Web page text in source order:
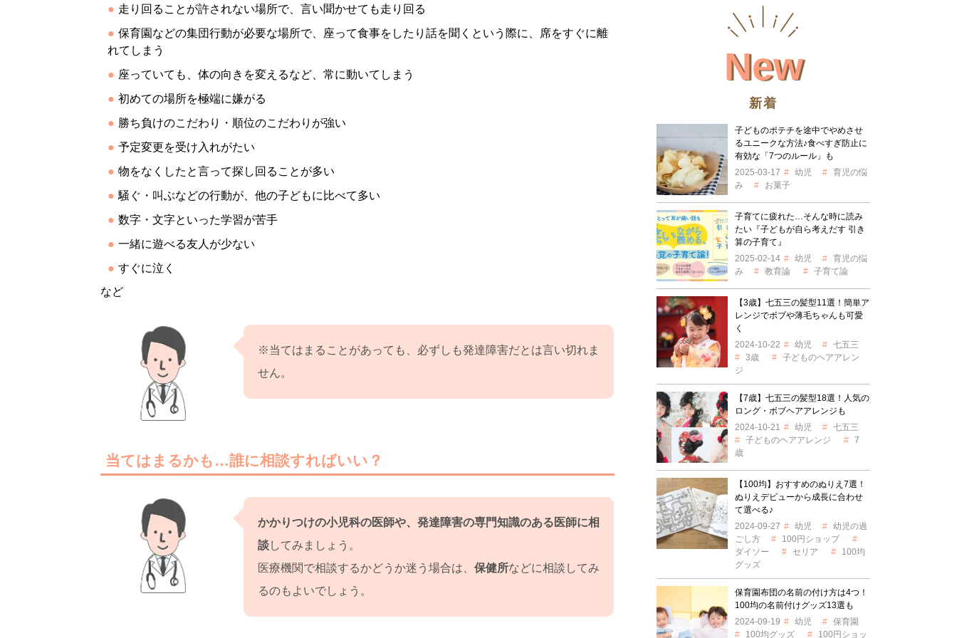
走り回ることが許されない場所で、言い聞かせても走り回る
保育園などの集団行動が必要な場所で、座って食事をしたり話を聞くという際に、席をすぐに離
れてしまう
座っていても、体の向きを変えるなど、常に動いてしまう
初めての場所を極端に嫌がる
勝ち負けのこだわり・順位のこだわりが強い
予定変更を受け入れがたい
物をなくしたと言って探し回ることが多い
騒ぐ・叫ぶなどの行動が、他の子どもに比べて多い
数字・文字といった学習が苦手
一緒に遊べる友人が少ない
すぐに泣く
など
※当てはまることがあっても、必ずしも発達障害だとは言い切れま
せん。
当てはまるかも…誰に相談すればいい？
かかりつけの小児科の医師や、発達障害の専門知識のある医師に相
談してみましょう。
医療機関で相談するかどうか迷う場合は、 保健所などに相談してみ
るのもよいでしょう。
New
新着
子どものポテチを途中でやめさせ
るユニークな方法♪食べすぎ防止に
有効な「7つのルール」も
2025-03-17
幼児
育児の悩
み
お菓子
子育てに疲れた…そんな時に読み
たい『子どもが自ら考えだす 引き
算の子育て』
2025-02-14
幼児
育児の悩
み
教育論 子育て論
【3歳】七五三の髪型11選！簡単ア
レンジでボブや薄毛ちゃんも可愛
く
2024-10-22
幼児
七五三
3歳
子どものヘアアレン
ジ
【7歳】七五三の髪型18選！人気の
ロング・ボブヘアアレンジも
2024-10-21
幼児
七五三
子どものヘアアレンジ
7
歳
【100均】おすすめのぬりえ7選！
ぬりえデビューから成長に合わせ
て選べる♪
2024-09-27
幼児
幼児の過
ごし方
100円ショップ
ダイソー
セリア
100均
グッズ
保育園布団の名前の付け方は4つ！
100均の名前付けグッズ13選も
2024-09-19
幼児
保育園
100均グッズ
100円ショッ